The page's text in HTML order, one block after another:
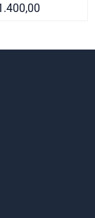
Prijs op